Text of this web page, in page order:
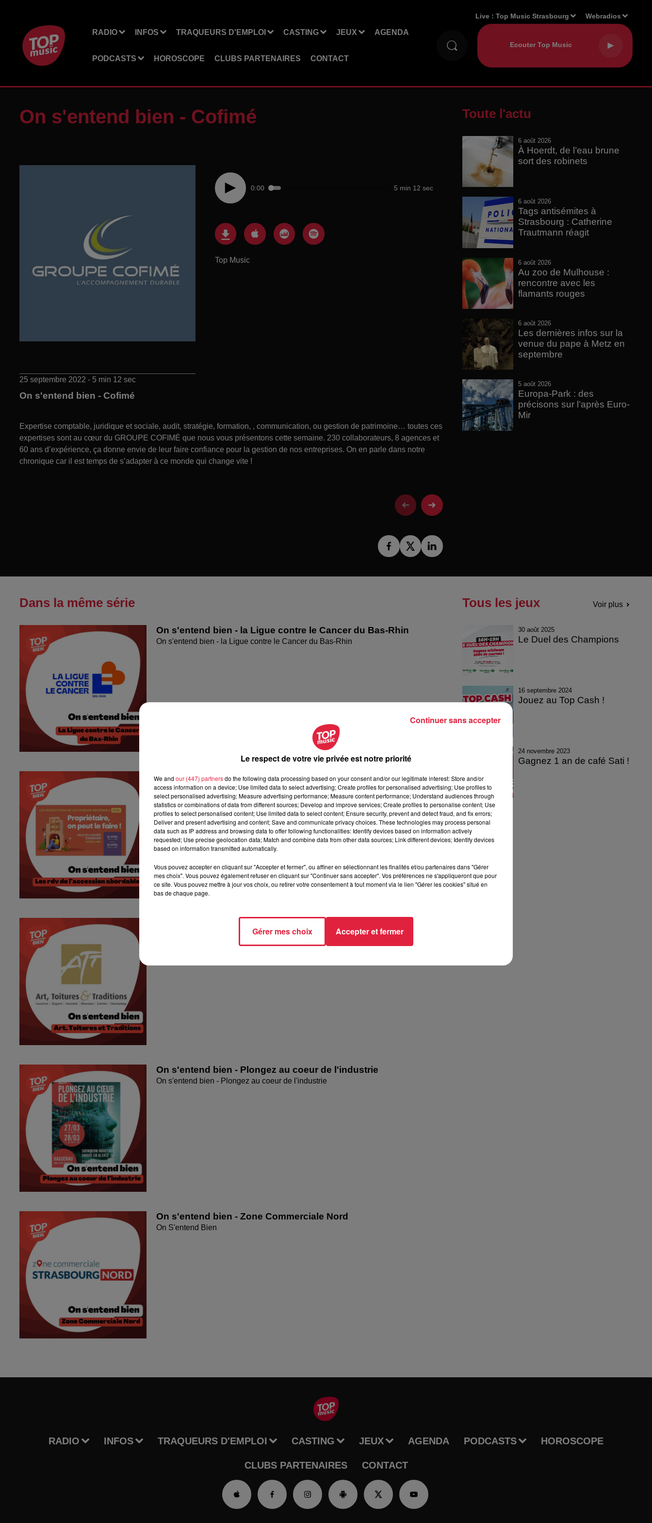
RADIO INFOS TRAQUEURS D'EMPLOI CASTING JEUX AGENDA
PODCASTS HOROSCOPE CLUBS PARTENAIRES CONTACT
Live :Top Music Strasbourg Webradios
On s'entend bien - Cofimé
0:00 5 min 12 sec
Top Music
25 septembre 2022 - 5 min 12 sec
On s'entend bien - Cofimé
Expertise comptable, juridique et sociale, audit, stratégie, formation, , communication, ou gestion de patrimoine… toutes ces
expertises sont au cœur du GROUPE COFIMÉ que nous vous présentons cette semaine. 230 collaborateurs, 8 agences et
60 ans d’expérience, ça donne envie de leur faire confiance pour la gestion de nos entreprises. On en parle dans notre
chronique car il est temps de s’adapter à ce monde qui change vite !
Toute l'actu
6 août 2026
À Hoerdt, de l’eau brune
sort des robinets
6 août 2026
Tags antisémites à
Strasbourg : Catherine
Trautmann réagit
6 août 2026
Au zoo de Mulhouse :
rencontre avec les
flamants rouges
6 août 2026
Les dernières infos sur la
venue du pape à Metz en
septembre
5 août 2026
Europa-Park : des
précisons sur l’après Euro-
Mir
Dans la même série
On s'entend bien - la Ligue contre le Cancer du Bas-Rhin
On s'entend bien - la Ligue contre le Cancer du Bas-Rhin
On s'entend bien - Les Rendez-Vous de l'accession abordable
On s'entend bien - Les Rendez-Vous de l'accession abordable
On s'entend bien - Art Toitures et Traditions
On s'entend bien - Plongez au coeur de l'industrie
On s'entend bien - Plongez au coeur de l'industrie
On s'entend bien - Zone Commerciale Nord
On S'entend Bien
Tous les jeux Voir plus
30 août 2025
Le Duel des Champions
16 septembre 2024
Jouez au Top Cash !
24 novembre 2023
Gagnez 1 an de café Sati !
RADIO INFOS TRAQUEURS D'EMPLOI CASTING JEUX AGENDA PODCASTS HOROSCOPE
CLUBS PARTENAIRES CONTACT
Le respect de votre vie privée est notre priorité
We and our (447) partnersdo the following data processing based on your consent and/or our legitimate interest: Store and/or
access information on a device; Use limited data to select advertising; Create profiles for personalised advertising; Use profiles to
select personalised advertising; Measure advertising performance; Measure content performance; Understand audiences through
statistics or combinations of data from different sources; Develop and improve services; Create profiles to personalise content; Use
profiles to select personalised content; Use limited data to select content; Ensure security, prevent and detect fraud, and fix errors;
Deliver and present advertising and content; Save and communicate privacy choices. These technologies may process personal
data such as IP address and browsing data to offer following functionalities: Identify devices based on information actively
requested; Use precise geolocation data; Match and combine data from other data sources; Link different devices; Identify devices
based on information transmitted automatically.
Vous pouvez accepter en cliquant sur "Accepter et fermer", ou affiner en sélectionnant les finalités et/ou partenaires dans "Gérer
mes choix". Vous pouvez également refuser en cliquant sur "Continuer sans accepter". Vos préférences ne s'appliqueront que pour
ce site. Vous pouvez mettre à jour vos choix, ou retirer votre consentement à tout moment via le lien "Gérer les cookies" situé en
bas de chaque page.
Gérer mes choix Accepter et fermer
Continuer sans accepter